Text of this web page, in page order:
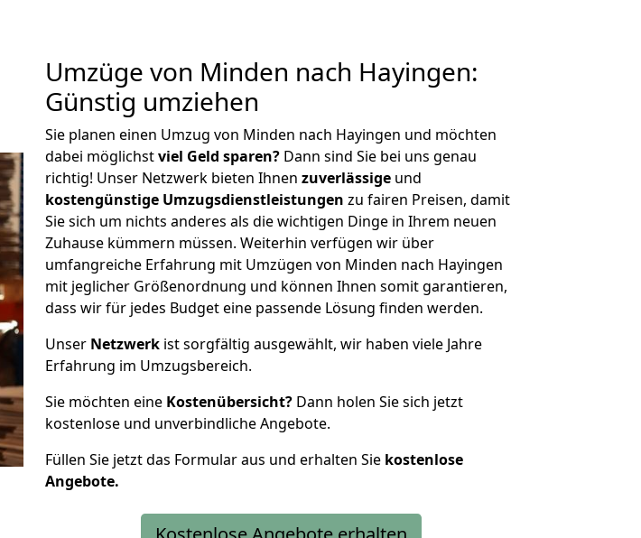
Umzüge von Minden nach Hayingen:
Günstig umziehen
Sie planen einen Umzug von Minden nach Hayingen und möchten
dabei möglichstviel Geld sparen? Dann sind Sie bei uns genau
richtig! Unser Netzwerk bieten Ihnen zuverlässige und
kostengünstige Umzugsdienstleistungen zu fairen Preisen, damit
Sie sich um nichts anderes als die wichtigen Dinge in Ihrem neuen
Zuhause kümmern müssen. Weiterhin verfügen wir über
umfangreiche Erfahrung mit Umzügen von Minden nach Hayingen
mit jeglicher Größenordnung und können Ihnen somit garantieren,
dass wir für jedes Budget eine passende Lösung finden werden.
Unser Netzwerk ist sorgfältig ausgewählt, wir haben viele Jahre
Erfahrung im Umzugsbereich.
Sie möchten eine Kostenübersicht? Dann holen Sie sich jetzt
kostenlose und unverbindliche Angebote.
Füllen Sie jetzt das Formular aus und erhalten Sie kostenlose
Angebote.